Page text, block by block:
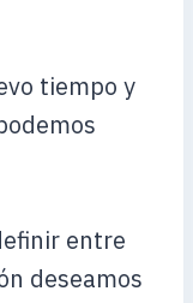
tiempo y
entre
deseamos